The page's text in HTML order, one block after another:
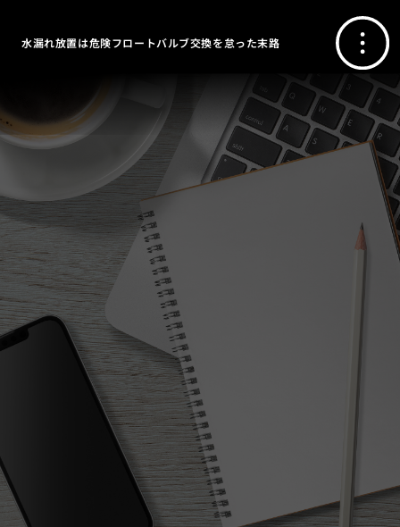
水漏れ放置は危険フロートバルブ交換を怠った末路